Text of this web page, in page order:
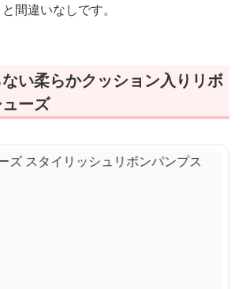
間違いなしです。
い柔らかクッション入りリボ
ーズ